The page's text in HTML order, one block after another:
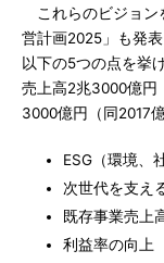
これらのビジョン
営計画2025」も発
以下の5つの点を挙
売上高2兆3000億円
3000億円（同2017
ESG（環境、
次世代を支え
既存事業売上
利益率の向上